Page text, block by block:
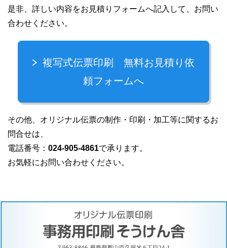
是非、詳しい内容をお見積りフォームへ記入して、お問い
合わせください。
複写式伝票印刷 無料お見積り依
頼フォームへ
その他、オリジナル伝票の制作・印刷・加工等に関するお
問合せは、
電話番号： 024-905-4861で承ります。
お気軽にお問い合わせください。